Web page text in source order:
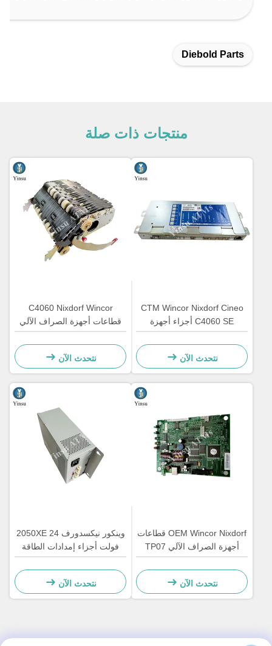
Diebold Parts
منتجات ذات صلة
CTM Wincor Nixdorf Cineo
C4060 SE أجزاء أجهزة
الصراف الآلي الإلكترونية
الخاصة 1750147868
نتحدث الآن
C4060 Nixdorf Wincor
قطاعات أجهزة الصراف الآلي
المكون CRS ATS وحدة
المركزية AU Module
1750134478
نتحدث الآن
OEM Wincor Nixdorf قطاعات
أجهزة الصراف الآلي TP07
استلام طابعة لوحة تحكم PCB
الرئيسية 01750063547
نتحدث الآن
وينكور نيكسدورف 2050XE 24
فولت أجزاء إمدادات الطاقة
للآلة 01750069162
1750069162
نتحدث الآن